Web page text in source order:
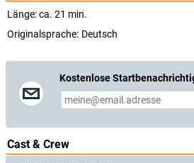
Länge: ca. 21 min.
Originalsprache: Deutsch
Kostenlose
Cast & Crew